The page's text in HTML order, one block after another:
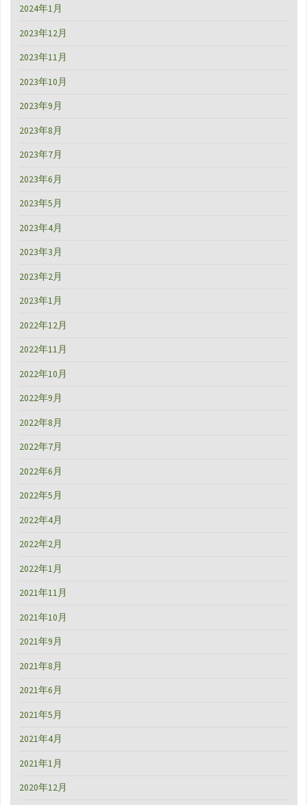
2024年1月
2023年12月
2023年11月
2023年10月
2023年9月
2023年8月
2023年7月
2023年6月
2023年5月
2023年4月
2023年3月
2023年2月
2023年1月
2022年12月
2022年11月
2022年10月
2022年9月
2022年8月
2022年7月
2022年6月
2022年5月
2022年4月
2022年2月
2022年1月
2021年11月
2021年10月
2021年9月
2021年8月
2021年6月
2021年5月
2021年4月
2021年1月
2020年12月